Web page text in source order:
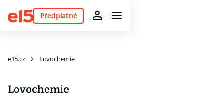
Předplatné
e15.cz Lovochemie
Lovochemie